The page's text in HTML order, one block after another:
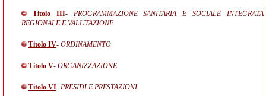
Titolo III- PROGRAMMAZIONE SANITARIA E SOCIALE INTEGRATA
REGIONALE E VALUTAZIONE
Titolo IV- ORDINAMENTO
Titolo V- ORGANIZZAZIONE
Titolo VI- PRESIDI E PRESTAZIONI